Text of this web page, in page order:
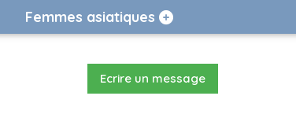
Femmes asiatiques
Ecrire un message